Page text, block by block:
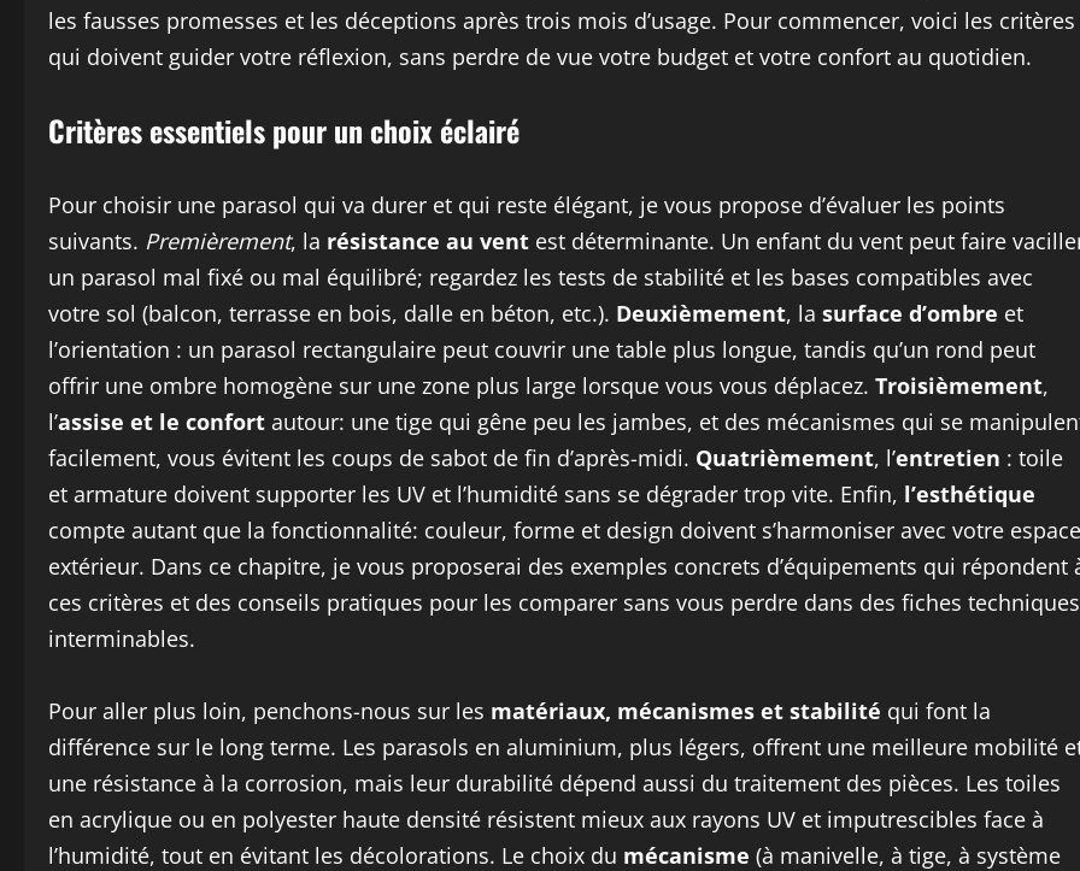
les fausses promesses et les déceptions après trois mois d’usage. Pour commencer, voici les critères
qui doivent guider votre réflexion, sans perdre de vue votre budget et votre confort au quotidien.
Critères essentiels pour un choix éclairé
Pour choisir une parasol qui va durer et qui reste élégant, je vous propose d’évaluer les points
suivants. Premièrement, la résistance au vent est déterminante. Un enfant du vent peut faire
un parasol mal fixé ou mal équilibré; regardez les tests de stabilité et les bases compatibles avec
votre sol (balcon, terrasse en bois, dalle en béton, etc.). Deuxièmement, la surface d’ombre et
l’orientation : un parasol rectangulaire peut couvrir une table plus longue, tandis qu’un rond peut
offrir une ombre homogène sur une zone plus large lorsque vous vous déplacez. Troisièmement,
l’assise et le confort autour: une tige qui gêne peu les jambes, et des mécanismes qui se
facilement, vous évitent les coups de sabot de fin d’après-midi. Quatrièmement, l’entretien : toile
et armature doivent supporter les UV et l’humidité sans se dégrader trop vite. Enfin, l’esthétique
compte autant que la fonctionnalité: couleur, forme et design doivent s’harmoniser avec votre espace
extérieur. Dans ce chapitre, je vous proposerai des exemples concrets d’équipements qui répondent
ces critères et des conseils pratiques pour les comparer sans vous perdre dans des fiches techniques
interminables.
Pour aller plus loin, penchons-nous sur les matériaux, mécanismes et stabilité qui font la
différence sur le long terme. Les parasols en aluminium, plus légers, offrent une meilleure mobilité
une résistance à la corrosion, mais leur durabilité dépend aussi du traitement des pièces. Les toiles
en acrylique ou en polyester haute densité résistent mieux aux rayons UV et imputrescibles face à
l’humidité, tout en évitant les décolorations. Le choix du mécanisme (à manivelle, à tige, à système